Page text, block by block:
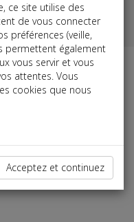
qui fait appel au
ce site utilise des
de vous connecter
préférences (veille,
permettent également
vous servir et vous
attentes. Vous
cookies que nous
Acceptez et continuez